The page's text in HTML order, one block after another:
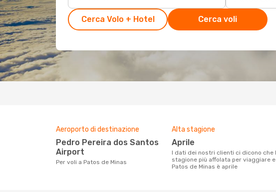
Cerca Volo + Hotel Cerca voli
Aeroporto di destinazione
Pedro Pereira dos Santos
Airport
Per voli a Patos de Minas
Alta stagione
aprile
I dati dei nostri clienti ci dicono che la
stagione più affolata per viaggiare e
Patos de Minas è aprile